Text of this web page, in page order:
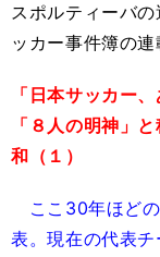
スポルティーバ
ッカー事件簿の連
「日本サッカー
「８人の明神」
和（１）
ここ30年ほどの
表。現在の代表